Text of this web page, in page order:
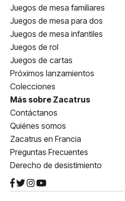
Juegos de mesa familiares
Juegos de mesa para dos
Juegos de mesa infantiles
Juegos de rol
Juegos de cartas
Próximos lanzamientos
Colecciones
Más sobre Zacatrus
Contáctanos
Quiénes somos
Zacatrus en Francia
Preguntas Frecuentes
Derecho de desistimiento